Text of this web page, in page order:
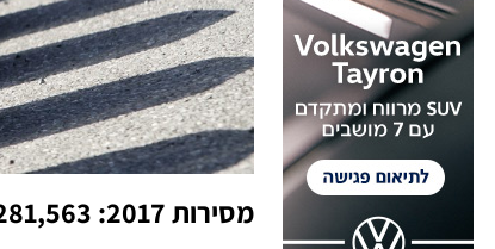
מסירות 2017: 281,563 מכוניות חדשות עלו לכבישים